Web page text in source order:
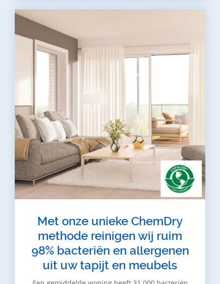
Met onze unieke ChemDry
methode reinigen wij ruim
98% bacteriën en allergenen
uit uw tapijt en meubels